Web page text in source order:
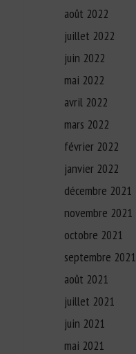
août 2022
juillet 2022
juin 2022
mai 2022
avril 2022
mars 2022
février 2022
janvier 2022
décembre 2021
novembre 2021
octobre 2021
septembre 2021
août 2021
juillet 2021
juin 2021
mai 2021